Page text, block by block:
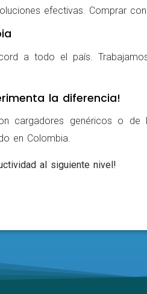
efectivas. Comprar
a todo el país.
la diferencia!
cargadores genéricos o
en Colombia.
al siguiente nivel!